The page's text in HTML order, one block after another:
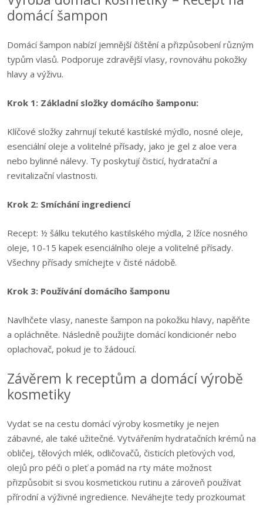
domácí šampon
Domácí šampon nabízí jemnější čištění a přizpůsobení různým
typům vlasů. Podporuje zdravější vlasy, rovnováhu pokožky
hlavy a výživu.
Krok 1: Základní složky domácího šamponu:
Klíčové složky zahrnují tekuté kastilské mýdlo, nosné oleje,
esenciální oleje a volitelné přísady, jako je gel z aloe vera
nebo bylinné nálevy. Ty poskytují čisticí, hydratační a
revitalizační vlastnosti.
Krok 2: Smíchání ingrediencí
Recept: ½ šálku tekutého kastilského mýdla, 2 lžíce nosného
oleje, 10-15 kapek esenciálního oleje a volitelné přísady.
Všechny přísady smíchejte v čisté nádobě.
Krok 3: Používání domácího šamponu
Navlhčete vlasy, naneste šampon na pokožku hlavy, napěňte
a opláchněte. Následně použijte domácí kondicionér nebo
oplachovač, pokud je to žádoucí.
Závěrem k receptům a domácí výrobě
kosmetiky
Vydat se na cestu domácí výroby kosmetiky je nejen
zábavné, ale také užitečné. Vytvářením hydratačních krémů na
obličej, tělových mlék, odličovačů, čisticích pleťových vod,
olejů pro péči o pleť a pomád na rty máte možnost
přizpůsobit si svou kosmetickou rutinu a zároveň používat
přírodní a výživné ingredience. Neváhejte tedy prozkoumat